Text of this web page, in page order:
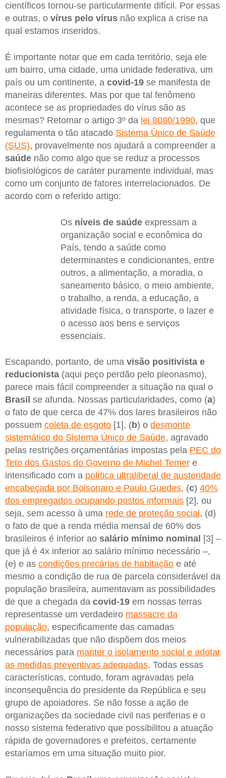
científicos tornou-se particularmente difícil. Por essas
e outras, o vírus pelo vírus não explica a crise na
qual estamos inseridos.
É importante notar que em cada território, seja ele
um bairro, uma cidade, uma unidade federativa, um
país ou um continente, a covid-19 se manifesta de
maneiras diferentes. Mas por que tal fenômeno
acontece se as propriedades do vírus são as
mesmas? Retomar o artigo 3º da lei 8080/1990, que
regulamenta o tão atacado Sistema Único de Saúde
(SUS), provavelmente nos ajudará a compreender a
saúde não como algo que se reduz a processos
biofisiológicos de caráter puramente individual, mas
como um conjunto de fatores interrelacionados. De
acordo com o referido artigo:
Os níveis de saúde expressam a
organização social e econômica do
País, tendo a saúde como
determinantes e condicionantes, entre
outros, a alimentação, a moradia, o
saneamento básico, o meio ambiente,
o trabalho, a renda, a educação, a
atividade física, o transporte, o lazer e
o acesso aos bens e serviços
essenciais.
Escapando, portanto, de uma visão positivista e
reducionista (aqui peço perdão pelo pleonasmo),
parece mais fácil compreender a situação na qual o
Brasil se afunda. Nossas particularidades, como (a)
o fato de que cerca de 47% dos lares brasileiros não
possuem coleta de esgoto [1], (b) o desmonte
sistemático do Sistema Único de Saúde, agravado
pelas restrições orçamentárias impostas pela PEC do
Teto dos Gastos do Governo de Michel Temer e
intensificado com a política ultraliberal de austeridade
encabeçada por Bolsonaro e Paulo Guedes, (c) 40%
dos empregados ocupando postos informais [2], ou
seja, sem acesso à uma rede de proteção social , (d)
o fato de que a renda média mensal de 60% dos
brasileiros é inferior ao salário mínimo nominal [3] –
que já é 4x inferior ao salário mínimo necessário –,
(e) e as condições precárias de habitação e até
mesmo a condição de rua de parcela considerável da
população brasileira, aumentavam as possibilidades
de que a chegada da covid-19 em nossas terras
representasse um verdadeiro massacre da
população, especificamente das camadas
vulnerabilizadas que não dispõem dos meios
necessários para manter o isolamento social e adotar
as medidas preventivas adequadas. Todas essas
características, contudo, foram agravadas pela
inconsequência do presidente da República e seu
grupo de apoiadores. Se não fosse a ação de
organizações da sociedade civil nas periferias e o
nosso sistema federativo que possibilitou a atuação
rápida de governadores e prefeitos, certamente
estaríamos em uma situação muito pior.